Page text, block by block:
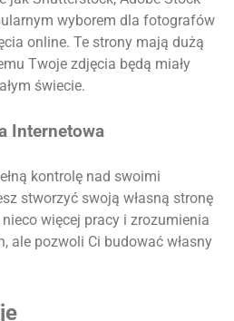
wyborem dla fotografów
online. Te strony mają dużą
Twoje zdjęcia będą miały
świecie.
Internetowa
kontrolę nad swoimi
stworzyć swoją własną stronę
więcej pracy i zrozumienia
ale pozwoli Ci budować własny